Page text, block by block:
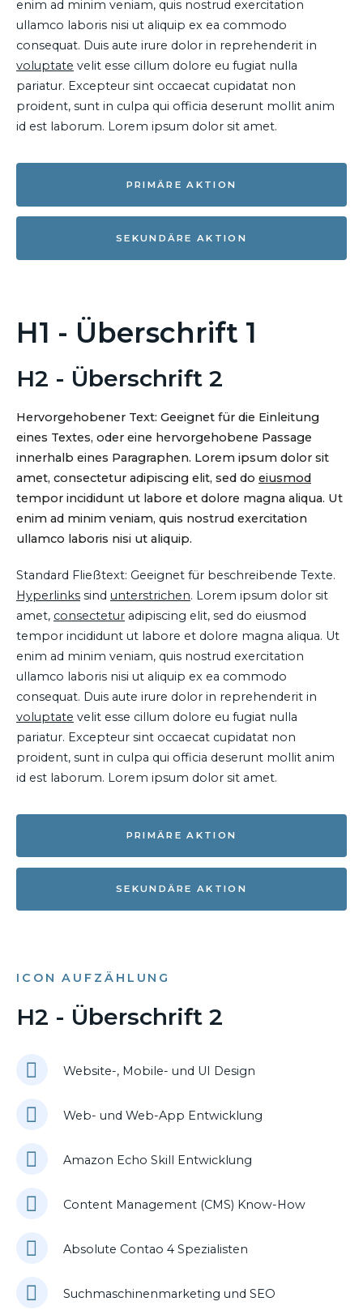
enim ad minim veniam, quis nostrud exercitation
ullamco laboris nisi ut aliquip ex ea commodo
consequat. Duis aute irure dolor in reprehenderit in
voluptate velit esse cillum dolore eu fugiat nulla
pariatur. Excepteur sint occaecat cupidatat non
proident, sunt in culpa qui officia deserunt mollit anim
id est laborum. Lorem ipsum dolor sit amet.
PRIMÄRE AKTION
SEKUNDÄRE AKTION
H1 - Überschrift 1
H2 - Überschrift 2
Hervorgehobener Text: Geeignet für die Einleitung
eines Textes, oder eine hervorgehobene Passage
innerhalb eines Paragraphen. Lorem ipsum dolor sit
amet, consectetur adipiscing elit, sed do eiusmod
tempor incididunt ut labore et dolore magna aliqua. Ut
enim ad minim veniam, quis nostrud exercitation
ullamco laboris nisi ut aliquip.
Standard Fließtext: Geeignet für beschreibende Texte.
Hyperlinks sind unterstrichen. Lorem ipsum dolor sit
amet, consectetur adipiscing elit, sed do eiusmod
tempor incididunt ut labore et dolore magna aliqua. Ut
enim ad minim veniam, quis nostrud exercitation
ullamco laboris nisi ut aliquip ex ea commodo
consequat. Duis aute irure dolor in reprehenderit in
voluptate velit esse cillum dolore eu fugiat nulla
pariatur. Excepteur sint occaecat cupidatat non
proident, sunt in culpa qui officia deserunt mollit anim
id est laborum. Lorem ipsum dolor sit amet.
PRIMÄRE AKTION
SEKUNDÄRE AKTION
ICON AUFZÄHLUNG
H2 - Überschrift 2
Website-, Mobile- und UI Design
Web- und Web-App Entwicklung
Amazon Echo Skill Entwicklung
Content Management (CMS) Know-How
Absolute Contao 4 Spezialisten
Suchmaschinenmarketing und SEO